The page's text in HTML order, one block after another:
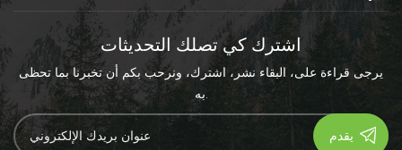
اشترك كي تصلك التحديثات
يرجى قراءة على، البقاء نشر، اشترك، ونرحب بكم أن تخبرنا بما تحظى
به.